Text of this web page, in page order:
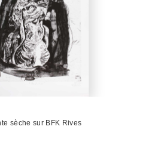
sèche sur BFK Rives